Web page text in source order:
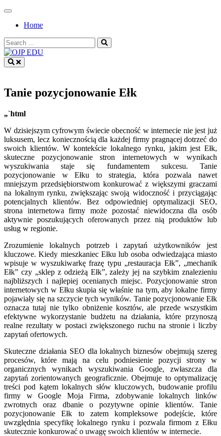
Skip
contentHome
Search
for:
Tanie pozycjonowanie Ełk
„`html
W dzisiejszym cyfrowym świecie obecność w internecie nie jest już
luksusem, lecz koniecznością dla każdej firmy pragnącej dotrzeć do
swoich klientów. W kontekście lokalnego rynku, jakim jest Ełk,
skuteczne pozycjonowanie stron internetowych w wynikach
wyszukiwania staje się fundamentem sukcesu. Tanie
pozycjonowanie w Ełku to strategia, która pozwala nawet
mniejszym przedsiębiorstwom konkurować z większymi graczami
na lokalnym rynku, zwiększając swoją widoczność i przyciągając
potencjalnych klientów. Bez odpowiedniej optymalizacji SEO,
strona internetowa firmy może pozostać niewidoczna dla osób
aktywnie poszukujących oferowanych przez nią produktów lub
usług w regionie.
Zrozumienie lokalnych potrzeb i zapytań użytkowników jest
kluczowe. Kiedy mieszkaniec Ełku lub osoba odwiedzająca miasto
wpisuje w wyszukiwarkę frazę typu „restauracja Ełk”, „mechanik
Ełk” czy „sklep z odzieżą Ełk”, zależy jej na szybkim znalezieniu
najbliższych i najlepiej ocenianych miejsc. Pozycjonowanie stron
internetowych w Ełku skupia się właśnie na tym, aby lokalne firmy
pojawiały się na szczycie tych wyników. Tanie pozycjonowanie Ełk
oznacza tutaj nie tylko obniżenie kosztów, ale przede wszystkim
efektywne wykorzystanie budżetu na działania, które przynoszą
realne rezultaty w postaci zwiększonego ruchu na stronie i liczby
zapytań ofertowych.
Skuteczne działania SEO dla lokalnych biznesów obejmują szereg
procesów, które mają na celu podniesienie pozycji strony w
organicznych wynikach wyszukiwania Google, zwłaszcza dla
zapytań zorientowanych geograficznie. Obejmuje to optymalizację
treści pod kątem lokalnych słów kluczowych, budowanie profilu
firmy w Google Moja Firma, zdobywanie lokalnych linków
zwrotnych oraz dbanie o pozytywne opinie klientów. Tanie
pozycjonowanie Ełk to zatem kompleksowe podejście, które
uwzględnia specyfikę lokalnego rynku i pozwala firmom z Ełku
skutecznie konkurować o uwagę swoich klientów w internecie.